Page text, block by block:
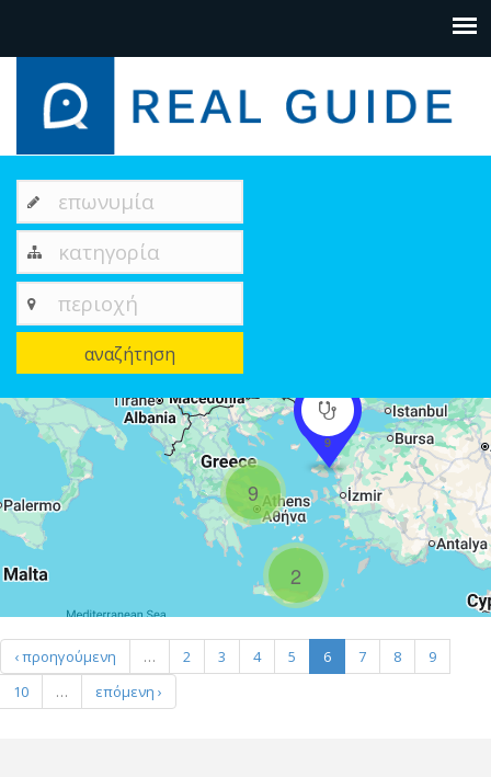
επωνυμία
κατηγορία
περιοχή
αναζήτηση
9
2
9
+
R
Google
‹ προηγούμενη … 2 3 4 5 6 7 8
9
10
… επόμενη ›